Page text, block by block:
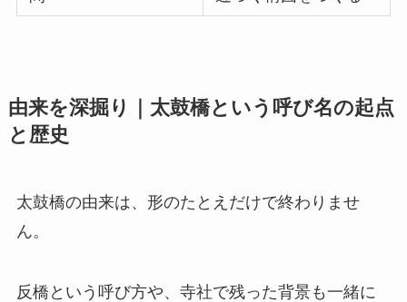
由来を深掘り｜太鼓橋という呼び名の起点
と歴史
太鼓橋の由来は、形のたとえだけで終わりませ
ん。
反橋という呼び方や、寺社で残った背景も一緒に